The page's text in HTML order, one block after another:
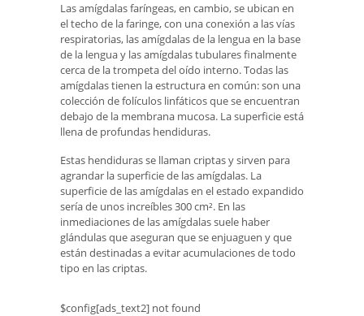
Las amígdalas faríngeas, en cambio, se ubican en
el techo de la faringe, con una conexión a las vías
respiratorias, las amígdalas de la lengua en la base
de la lengua y las amígdalas tubulares finalmente
cerca de la trompeta del oído interno. Todas las
amígdalas tienen la estructura en común: son una
colección de folículos linfáticos que se encuentran
debajo de la membrana mucosa. La superficie está
llena de profundas hendiduras.
Estas hendiduras se llaman criptas y sirven para
agrandar la superficie de las amígdalas. La
superficie de las amígdalas en el estado expandido
sería de unos increíbles 300 cm². En las
inmediaciones de las amígdalas suele haber
glándulas que aseguran que se enjuaguen y que
están destinadas a evitar acumulaciones de todo
tipo en las criptas.
$config[ads_text2] not found